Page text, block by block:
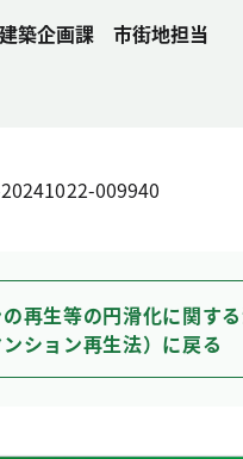
築企画課 市街地担当
009940
再生等の円滑化に関す
ンション再生法）に戻る